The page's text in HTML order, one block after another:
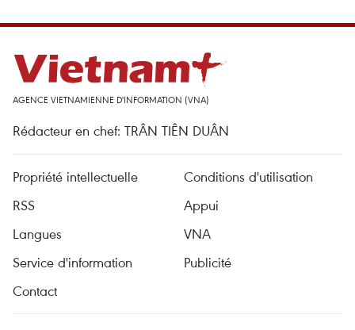
AGENCE VIETNAMIENNE D'INFORMATION (VNA)
Rédacteur en chef: TRÂN TIÊN DUÂN
Propriété intellectuelle
Conditions d'utilisation
RSS
Appui
Langues
VNA
Service d'information
Publicité
Contact